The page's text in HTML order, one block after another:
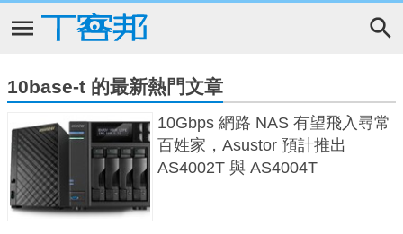
10base-t 的最新熱門文章
10Gbps 網路 NAS 有望飛入尋常
百姓家，Asustor 預計推出
AS4002T 與 AS4004T